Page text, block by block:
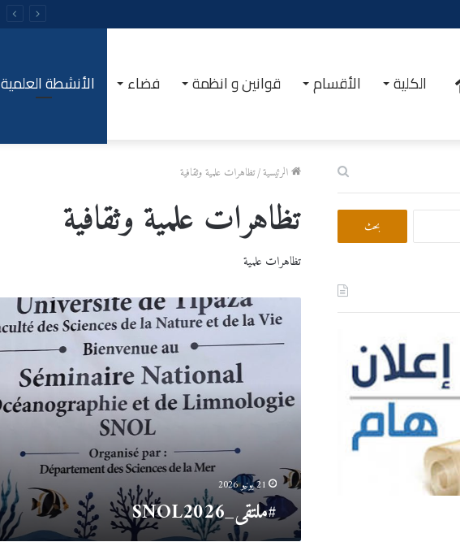
الرئيسيةالكلية الأقسام قوانين و انظمة فضاء الأنشطة العلمية
الرئيسية/تظاهرات علمية وثقافية
تظاهرات علمية وثقافية
تظاهرات علمية
21 يونيو 2026
#ملتقى_SNOL2026
البحث